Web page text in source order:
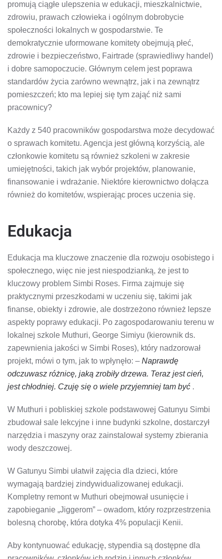
promują ciągłe ulepszenia w edukacji, mieszkalnictwie,
zdrowiu, prawach człowieka i ogólnym dobrobycie
społeczności lokalnych w gospodarstwie. Te
demokratycznie uformowane komitety obejmują płeć,
zdrowie i bezpieczeństwo, Fairtrade (sprawiedliwy handel)
i dobre samopoczucie. Głównym celem jest poprawa
standardów życia zarówno wewnątrz, jak i na zewnątrz
pomieszczeń; kto ma lepiej się tym zająć niż sami
pracownicy?
Każdy z 540 pracowników gospodarstwa może decydować
o sprawach komitetu. Agencja jest główną korzyścią, ale
członkowie komitetu są również szkoleni w zakresie
umiejętności, takich jak wybór projektów, planowanie,
finansowanie i wdrażanie. Niektóre kierownictwo dołącza
również do komitetów, wspierając proces uczenia się.
Edukacja
Edukacja ma kluczowe znaczenie dla rozwoju osobistego i
społecznego, więc nie jest niespodzianką, że jest to
kluczowy problem Simbi Roses. Firma zajmuje się
praktycznymi przeszkodami w uczeniu się, takimi jak
finanse, obiekty i zdrowie, ale dostrzeżono również lepsze
aspekty poprawy edukacji. Po zagospodarowaniu terenu w
lokalnej szkole Muthuri, George Simiyu (kierownik ds.
zapewnienia jakości w Simbi Roses), który nadzorował
projekt, mówi o tym, jak to wpłynęło: – Naprawdę
odczuwasz różnicę, jaką zrobiły drzewa. Teraz jest cień,
jest chłodniej. Czuję się o wiele przyjemniej tam być .
W Muthuri i pobliskiej szkole podstawowej Gatunyu Simbi
zbudował sale lekcyjne i inne budynki szkolne, dostarczył
narzędzia i maszyny oraz zainstalował systemy zbierania
wody deszczowej.
W Gatunyu Simbi ułatwił zajęcia dla dzieci, które
wymagają bardziej zindywidualizowanej edukacji.
Kompletny remont w Muthuri obejmował usunięcie i
zapobieganie „Jiggerom” – owadom, który rozprzestrzenia
bolesną chorobę, która dotyka 4% populacji Kenii.
Aby kontynuować edukację, stypendia są dostępne dla